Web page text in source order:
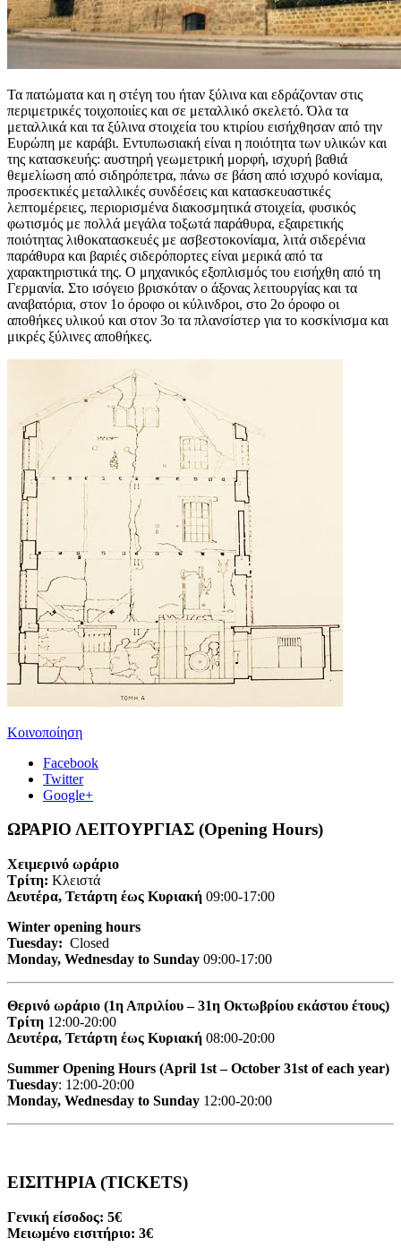
Τα πατώματα και η στέγη του ήταν ξύλινα και εδράζονταν στις
περιμετρικές τοιχοποιίες και σε μεταλλικό σκελετό. Όλα τα
μεταλλικά και τα ξύλινα στοιχεία του κτιρίου εισήχθησαν από την
Ευρώπη με καράβι. Εντυπωσιακή είναι η ποιότητα των υλικών και
της κατασκευής: αυστηρή γεωμετρική μορφή, ισχυρή βαθιά
θεμελίωση από σιδηρόπετρα, πάνω σε βάση από ισχυρό κονίαμα,
προσεκτικές μεταλλικές συνδέσεις και κατασκευαστικές
λεπτομέρειες, περιορισμένα διακοσμητικά στοιχεία, φυσικός
φωτισμός με πολλά μεγάλα τοξωτά παράθυρα, εξαιρετικής
ποιότητας λιθοκατασκευές με ασβεστοκονίαμα, λιτά σιδερένια
παράθυρα και βαριές σιδερόπορτες είναι μερικά από τα
χαρακτηριστικά της. O μηχανικός εξοπλισμός του εισήχθη από τη
Γερμανία. Στο ισόγειο βρισκόταν ο άξονας λειτουργίας και τα
αναβατόρια, στον 1ο όροφο οι κύλινδροι, στο 2ο όροφο οι
αποθήκες υλικού και στον 3ο τα πλανσίστερ για το κοσκίνισμα και
μικρές ξύλινες αποθήκες.
Κοινοποίηση
Facebook
Twitter
Google+
ΩΡΑΡΙΟ ΛΕΙΤΟΥΡΓΙΑΣ (Opening Hours)
Χειμερινό ωράριο
Τρίτη: Κλειστά
Δευτέρα, Τετάρτη έως Κυριακή 09:00-17:00
Winter opening hours
Tuesday: Closed
Monday, Wednesday to Sunday 09:00-17:00
Θερινό ωράριο (1η Απριλίου – 31η Οκτωβρίου εκάστου έτους)
Τρίτη 12:00-20:00
Δευτέρα, Τετάρτη έως Κυριακή 08:00-20:00
Summer Opening Hours (April 1st – October 31st of each year)
Tuesday: 12:00-20:00
Monday, Wednesday to Sunday 12:00-20:00
ΕΙΣΙΤΗΡΙΑ (TICKETS)
Γενική είσοδος: 5€
Μειωμένο εισιτήριο: 3€